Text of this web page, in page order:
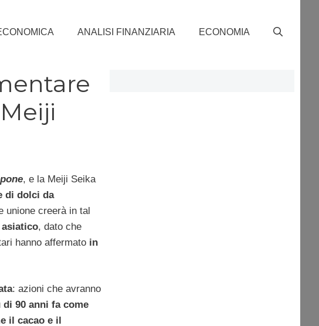
ANALISI FINANZIARIA ECONOMIA
, e la Meiji Seika
di dolci da
unione creerà in tal
asiatico, dato che
hanno affermato in
: azioni che avranno
90 anni fa come
il cacao e il